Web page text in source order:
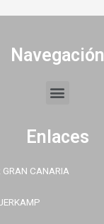
Navegación
Menu
Enlaces
GRAN CANARIA